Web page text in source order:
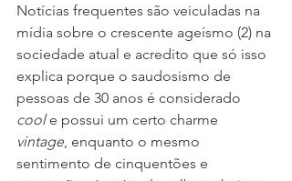
Notícias frequentes são veiculadas na
mídia sobre o crescente ageísmo (2) na
sociedade atual e acredito que só isso
explica porque o saudosismo de
pessoas de 30 anos é considerado
cool e possui um certo charme
vintage, enquanto o mesmo
sentimento de cinquentões e